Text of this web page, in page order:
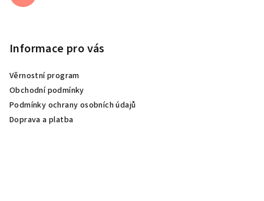
Informace pro vás
Věrnostní program
Obchodní podmínky
Podmínky ochrany osobních údajů
Doprava a platba